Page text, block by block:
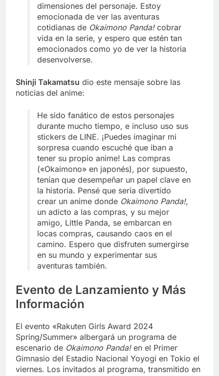
dimensiones del personaje. Estoy
emocionada de ver las aventuras
cotidianas de Okaimono Panda!cobrar
vida en la serie, y espero que estén tan
emocionados como yo de ver la historia
desenvolverse.
Shinji Takamatsu dio este mensaje sobre las
noticias del anime:
He sido fanático de estos personajes
durante mucho tiempo, e incluso uso sus
stickers de LINE. ¡Puedes imaginar mi
sorpresa cuando escuché que iban a
tener su propio anime! Las compras
(«Okaimono» en japonés), por supuesto,
tenían que desempeñar un papel clave en
la historia. Pensé que sería divertido
crear un anime donde Okaimono Panda!,
un adicto a las compras, y su mejor
amigo, Little Panda, se embarcan en
locas compras, causando caos en el
camino. Espero que disfruten sumergirse
en su mundo y experimentar sus
aventuras también.
Evento de Lanzamiento y Más
Información
El evento «Rakuten Girls Award 2024
Spring/Summer» albergará un programa de
escenario de Okaimono Panda!en el Primer
Gimnasio del Estadio Nacional Yoyogi en Tokio el
viernes. Los invitados al programa, transmitido en